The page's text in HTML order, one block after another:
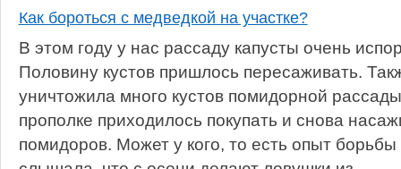
Как бороться с медведкой на участке?
В этом году у нас рассаду капусты очень
Половину кустов пришлось пересаживать.
уничтожила много кустов помидорной
прополке приходилось покупать и снова
помидоров. Может у кого, то есть опыт